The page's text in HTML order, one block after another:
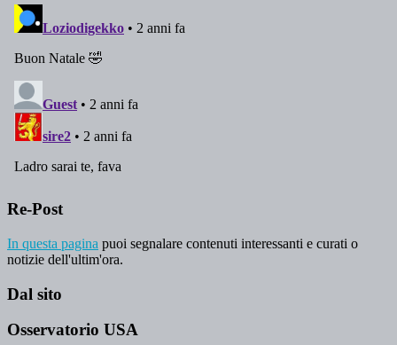
Re-Post
In questa pagina puoi segnalare contenuti interessanti e curati o
notizie dell'ultim'ora.
Dal sito
Osservatorio USA